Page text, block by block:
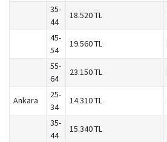
35-
44
18.520 TL
45-
54
19.560 TL
55-
64
23.150 TL
Ankara
25-
34
14.310 TL
35-
44
15.340 TL